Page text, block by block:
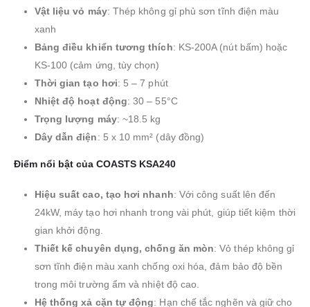
Vật liệu vỏ máy: Thép không gỉ phủ sơn tĩnh điện màu
xanh
Bảng điều khiển tương thích: KS-200A (nút bấm) hoặc
KS-100 (cảm ứng, tùy chọn)
Thời gian tạo hơi: 5 – 7 phút
Nhiệt độ hoạt động: 30 – 55°C
Trọng lượng máy: ~18.5 kg
Dây dẫn điện: 5 x 10 mm² (dây đồng)
Điểm nổi bật của COASTS KSA240
Hiệu suất cao, tạo hơi nhanh: Với công suất lên đến
24kW, máy tạo hơi nhanh trong vài phút, giúp tiết kiệm thời
gian khởi động.
Thiết kế chuyên dụng, chống ăn mòn: Vỏ thép không gỉ
sơn tĩnh điện màu xanh chống oxi hóa, đảm bảo độ bền
trong môi trường ẩm và nhiệt độ cao.
Hệ thống xả cặn tự động: Hạn chế tắc nghẽn và giữ cho